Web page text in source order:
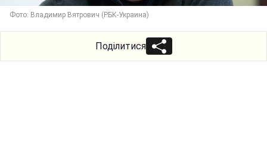
Фото: Владимир Вятрович (РБК-Украина)
Поділитися